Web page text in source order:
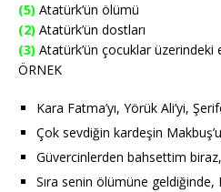
(5) Atatürk’ün ölümü
(2) Atatürk’ün dostları
(3) Atatürk’ün çocuklar üzerindeki
ÖRNEK
Kara Fatma’yı, Yörük Ali’yi,
Çok sevdiğin kardeşin Makbuş’u
Güvercinlerden bahsettim
Sıra senin ölümüne